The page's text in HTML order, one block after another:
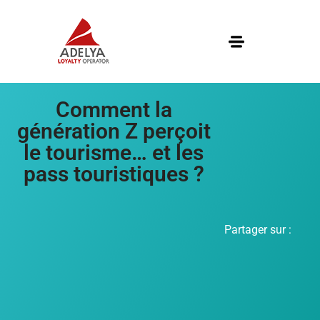
Comment la
génération Z perçoit
le tourisme… et les
pass touristiques ?
Partager sur :